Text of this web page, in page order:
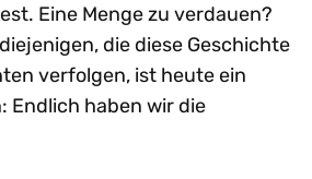
Eine Menge zu verdauen?
die diese Geschichte
verfolgen, ist heute ein
Endlich haben wir die